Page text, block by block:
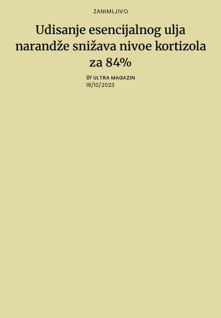
ZANIMLJIVO
Udisanje esencijalnog ulja
narandže snižava nivoe kortizola
za 84%
BY ULTRA MAGAZIN
18/10/2023